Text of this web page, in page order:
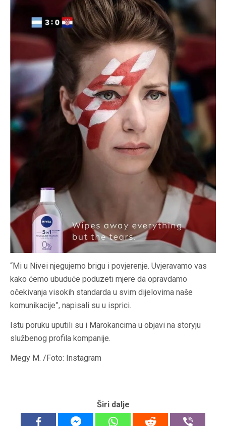
“Mi u Nivei njegujemo brigu i povjerenje. Uvjeravamo vas
kako ćemo ubuduće poduzeti mjere da opravdamo
očekivanja visokih standarda u svim dijelovima naše
komunikacije”, napisali su u isprici.
Istu poruku uputili su i Marokancima u objavi na storyju
službenog profila kompanije.
Megy M. /Foto: Instagram
Širi dalje